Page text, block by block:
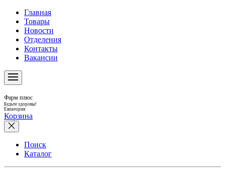
Главная
Товары
Новости
Отделения
Контакты
Вакансии
Фарм плюс
Будьте здоровы!
Евпатория
Корзина
Поиск
Каталог